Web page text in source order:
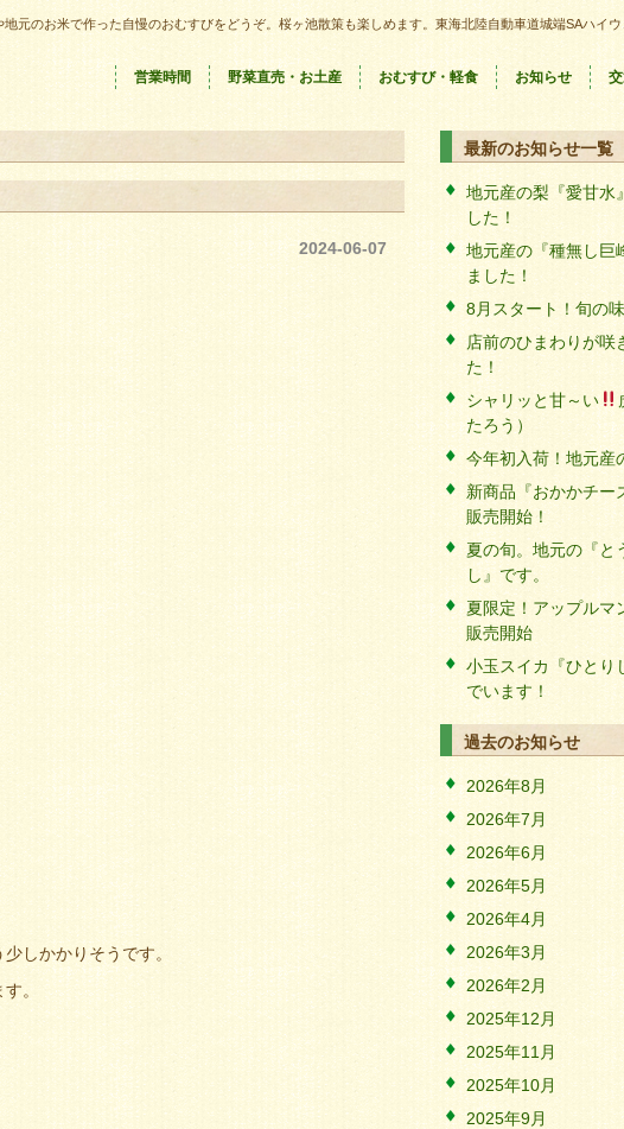
元のお米で作った自慢のおむすびをどうぞ。桜ヶ池散策も楽しめます。東海北陸自動車道城端SAハイ
営業時間 野菜直売・お土産 おむすび・軽食 お知らせ
2024-06-07
しかかりそうです。
。
最新のお知らせ一覧
地元産の梨『愛甘水
した！
地元産の『種無し巨
ました！
8月スタート！旬の
店前のひまわりが咲
た！
シャリッと甘～い
たろう）
今年初入荷！地元産
新商品『おかかチー
販売開始！
夏の旬。地元の『と
し』です。
夏限定！アップルマ
販売開始
小玉スイカ『ひとり
でいます！
過去のお知らせ
2026年8月
2026年7月
2026年6月
2026年5月
2026年4月
2026年3月
2026年2月
2025年12月
2025年11月
2025年10月
2025年9月